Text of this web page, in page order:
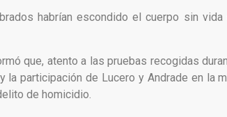
habrían escondido el cuerpo sin
que, atento a las pruebas recogidas
la participación de Lucero y Andrade en la
de homicidio.